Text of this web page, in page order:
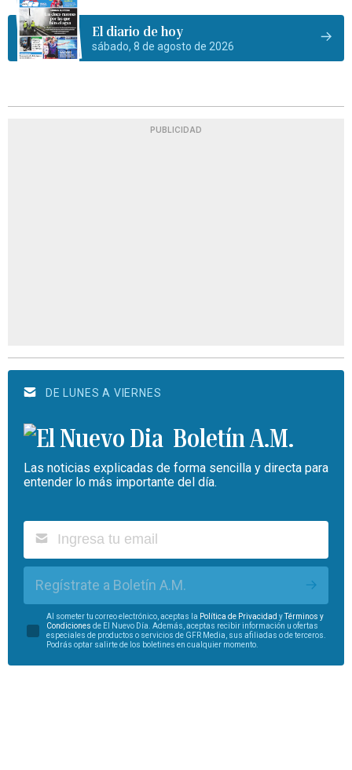
El diario de hoy
sábado, 8 de agosto de 2026
PUBLICIDAD
DE LUNES A VIERNES
Boletín A.M.
Las noticias explicadas de forma sencilla y directa para
entender lo más importante del día.
Regístrate a Boletín A.M.
Al someter tu correo electrónico, aceptas la Política de Privacidad yTérminos y
Condiciones de El Nuevo Día. Además, aceptas recibir información u ofertas
especiales de productos o servicios de GFR Media, sus afiliadas o de terceros.
Podrás optar salirte de los boletines en cualquier momento.